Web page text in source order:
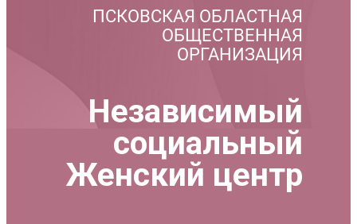
ПСКОВСКАЯ ОБЛАСТНАЯ
ОБЩЕСТВЕННАЯ
ОРГАНИЗАЦИЯ
Независимый
социальный
Женский центр